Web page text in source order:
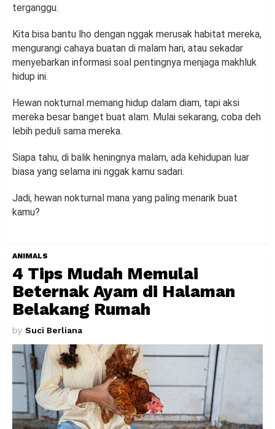
terganggu.
Kita bisa bantu lho dengan nggak merusak habitat mereka,
mengurangi cahaya buatan di malam hari, atau sekadar
menyebarkan informasi soal pentingnya menjaga makhluk
hidup ini.
Hewan nokturnal memang hidup dalam diam, tapi aksi
mereka besar banget buat alam. Mulai sekarang, coba deh
lebih peduli sama mereka.
Siapa tahu, di balik heningnya malam, ada kehidupan luar
biasa yang selama ini nggak kamu sadari.
Jadi, hewan nokturnal mana yang paling menarik buat
kamu?
ANIMALS
4 Tips Mudah Memulai
Beternak Ayam di Halaman
Belakang Rumah
by Suci Berliana